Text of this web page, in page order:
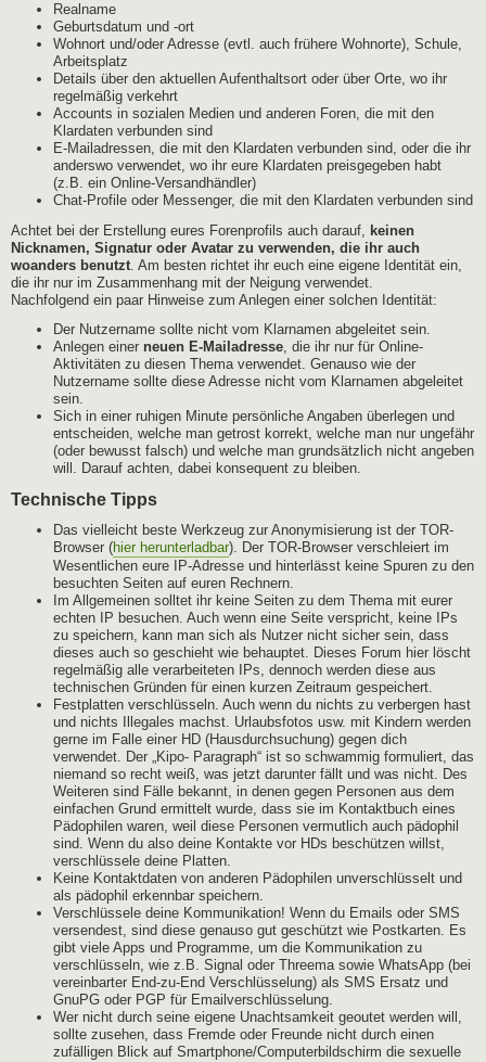
Realname
Geburtsdatum und -ort
Wohnort und/oder Adresse (evtl. auch frühere Wohnorte), Schule,
Arbeitsplatz
Details über den aktuellen Aufenthaltsort oder über Orte, wo ihr
regelmäßig verkehrt
Accounts in sozialen Medien und anderen Foren, die mit den
Klardaten verbunden sind
E-Mailadressen, die mit den Klardaten verbunden sind, oder die ihr
anderswo verwendet, wo ihr eure Klardaten preisgegeben habt
(z.B. ein Online-Versandhändler)
Chat-Profile oder Messenger, die mit den Klardaten verbunden sind
Achtet bei der Erstellung eures Forenprofils auch darauf, keinen
Nicknamen, Signatur oder Avatar zu verwenden, die ihr auch
woanders benutzt. Am besten richtet ihr euch eine eigene Identität ein,
die ihr nur im Zusammenhang mit der Neigung verwendet.
Nachfolgend ein paar Hinweise zum Anlegen einer solchen Identität:
Der Nutzername sollte nicht vom Klarnamen abgeleitet sein.
Anlegen einer neuen E-Mailadresse , die ihr nur für Online-
Aktivitäten zu diesen Thema verwendet. Genauso wie der
Nutzername sollte diese Adresse nicht vom Klarnamen abgeleitet
sein.
Sich in einer ruhigen Minute persönliche Angaben überlegen und
entscheiden, welche man getrost korrekt, welche man nur ungefähr
(oder bewusst falsch) und welche man grundsätzlich nicht angeben
will. Darauf achten, dabei konsequent zu bleiben.
Technische Tipps
Das vielleicht beste Werkzeug zur Anonymisierung ist der TOR-
Browser (hier herunterladbar). Der TOR-Browser verschleiert im
Wesentlichen eure IP-Adresse und hinterlässt keine Spuren zu den
besuchten Seiten auf euren Rechnern.
Im Allgemeinen solltet ihr keine Seiten zu dem Thema mit eurer
echten IP besuchen. Auch wenn eine Seite verspricht, keine IPs
zu speichern, kann man sich als Nutzer nicht sicher sein, dass
dieses auch so geschieht wie behauptet. Dieses Forum hier löscht
regelmäßig alle verarbeiteten IPs, dennoch werden diese aus
technischen Gründen für einen kurzen Zeitraum gespeichert.
Festplatten verschlüsseln. Auch wenn du nichts zu verbergen hast
und nichts Illegales machst. Urlaubsfotos usw. mit Kindern werden
gerne im Falle einer HD (Hausdurchsuchung) gegen dich
verwendet. Der „Kipo- Paragraph“ ist so schwammig formuliert, das
niemand so recht weiß, was jetzt darunter fällt und was nicht. Des
Weiteren sind Fälle bekannt, in denen gegen Personen aus dem
einfachen Grund ermittelt wurde, dass sie im Kontaktbuch eines
Pädophilen waren, weil diese Personen vermutlich auch pädophil
sind. Wenn du also deine Kontakte vor HDs beschützen willst,
verschlüssele deine Platten.
Keine Kontaktdaten von anderen Pädophilen unverschlüsselt und
als pädophil erkennbar speichern.
Verschlüssele deine Kommunikation! Wenn du Emails oder SMS
versendest, sind diese genauso gut geschützt wie Postkarten. Es
gibt viele Apps und Programme, um die Kommunikation zu
verschlüsseln, wie z.B. Signal oder Threema sowie WhatsApp (bei
vereinbarter End-zu-End Verschlüsselung) als SMS Ersatz und
GnuPG oder PGP für Emailverschlüsselung.
Wer nicht durch seine eigene Unachtsamkeit geoutet werden will,
sollte zusehen, dass Fremde oder Freunde nicht durch einen
zufälligen Blick auf Smartphone/Computerbildschirm die sexuelle